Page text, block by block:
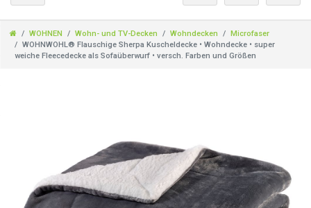
WOHNEN Wohn- und TV-Decken Wohndecken
Microfaser
WOHNWOHL® Flauschige Sherpa Kuscheldecke • Wohndecke • super
weiche Fleecedecke als Sofaüberwurf • versch. Farben und Größen